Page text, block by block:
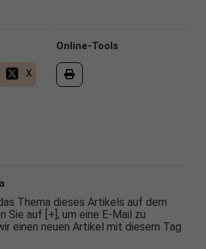
Online-Tools
X
Thema dieses Artikels auf dem
Sie auf [+], um eine E-Mail zu
einen neuen Artikel mit diesem Tag